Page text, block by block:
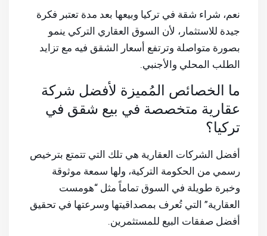
نعم، شراء شقة في تركيا وبيعها بعد مدة تعتبر فكرة
جيدة للاستثمار، لأن السوق العقاري التركي ينمو
بصورة متواصلة وترتفع أسعار الشقق فيه مع تزايد
الطلب المحلي والأجنبي.
ما الخصائص المُميزة لأفضل شركة
عقارية متخصصة في بيع شقق في
تركيا؟
أفضل الشركات العقارية هي تلك التي تتمتع بترخيص
رسمي من الحكومة التركية، ولها سمعة موثوقة
وخبرة طويلة في السوق تماماً مثل “هومست
العقارية” التي تُعرف بمصداقيتها وسرعتها في تحقيق
أفضل صفقات البيع للمستثمرين.